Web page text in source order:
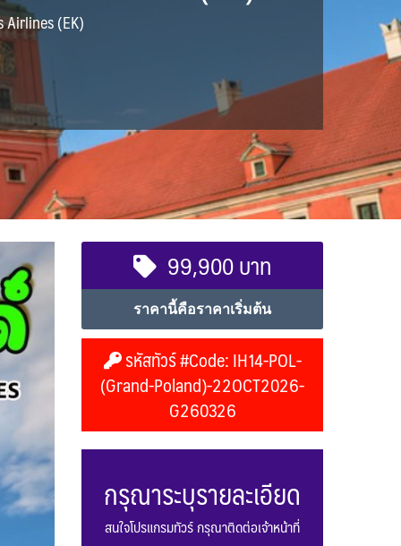
Airlines (EK)
99,900 บาท
ราคานี้คือราคาเริ่มต้น
รหัสทัวร์ #Code: IH14-POL-
(Grand-Poland)-22OCT2026-
G260326
กรุณาระบุรายละเอียด
สนใจโปรแกรมทัวร์ กรุณาติดต่อเจ้าหน้าที่